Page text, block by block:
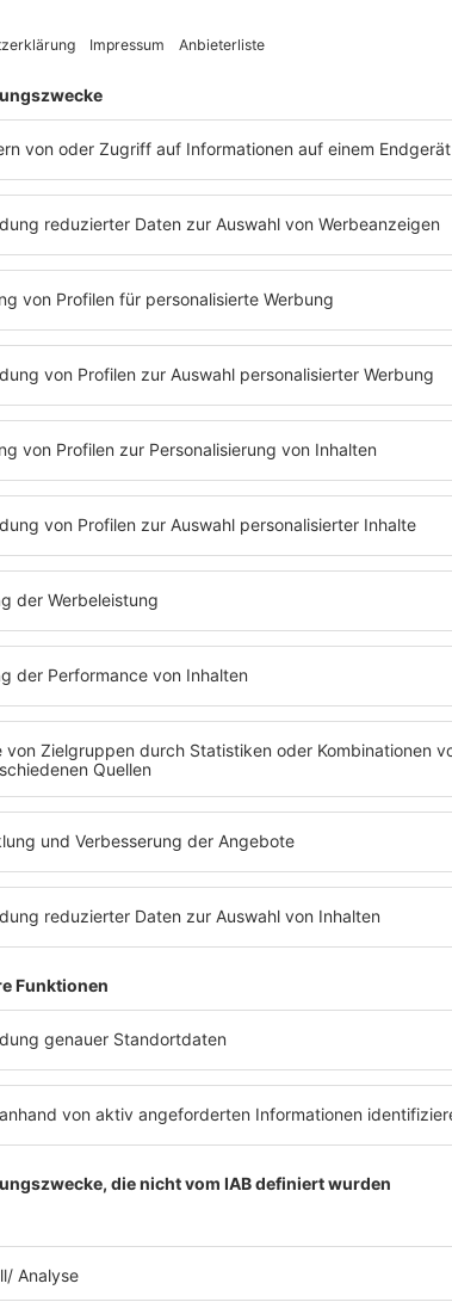
ihres Vaters)
vom ESC teil und
"Bis Big World"
auf schwedisch.
hin zu Jazz
Emilia - Big Big World (1999)